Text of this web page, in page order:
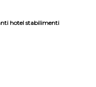
hotel stabilimenti